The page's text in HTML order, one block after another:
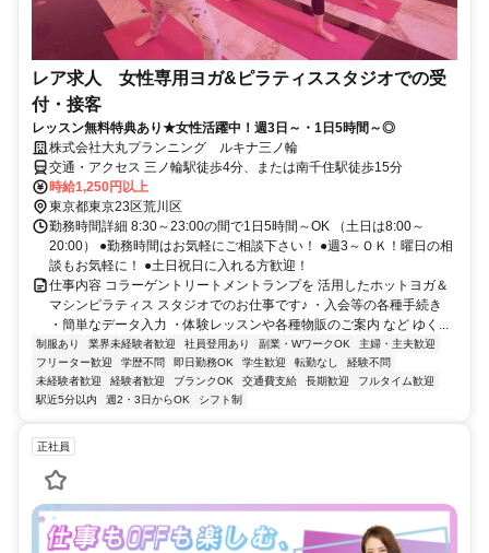
レア求人 女性専用ヨガ&ピラティススタジオでの受
付・接客
レッスン無料特典あり★女性活躍中！週3日～・1日5時間～◎
株式会社大丸プランニング ルキナ三ノ輪
交通・アクセス 三ノ輪駅徒歩4分、または南千住駅徒歩15分
時給1,250円以上
東京都東京23区荒川区
勤務時間詳細 8:30～23:00の間で1日5時間～OK （土日は8:00～
20:00） ●勤務時間はお気軽にご相談下さい！ ●週3～ＯＫ！曜日の相
談もお気軽に！ ●土日祝日に入れる方歓迎！
仕事内容 コラーゲントリートメントランプを 活用したホットヨガ＆
マシンピラティス スタジオでのお仕事です♪ ・入会等の各種手続き
・簡単なデータ入力 ・体験レッスンや各種物販のご案内 など ゆく...
制服あり 業界未経験者歓迎 社員登用あり 副業・WワークOK
主婦・主夫歓迎
フリーター歓迎
学歴不問 即日勤務OK 学生歓迎 転勤なし
経験不問
未経験者歓迎
経験者歓迎 ブランクOK 交通費支給 長期歓迎
フルタイム歓迎
駅近5分以内
週2・3日からOK シフト制
正社員